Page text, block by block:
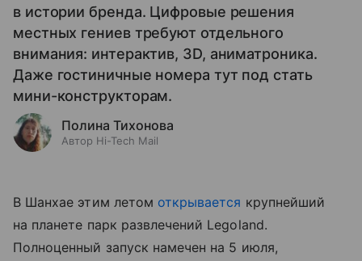
в истории бренда. Цифровые решения
местных гениев требуют отдельного
внимания: интерактив, 3D, аниматроника.
Даже гостиничные номера тут под стать
мини-конструкторам.
Полина Тихонова
Автор Hi-Tech Mail
В Шанхае этим летом открывается крупнейший
на планете парк развлечений Legoland.
Полноценный запуск намечен на 5 июля,